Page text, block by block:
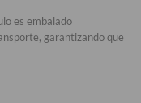
es embalado
garantizando que